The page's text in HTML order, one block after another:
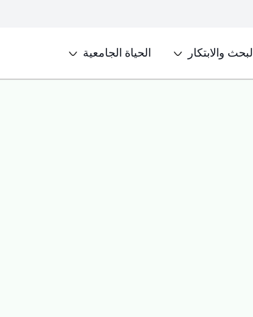
البحث والابتكار الحياة الجامعية